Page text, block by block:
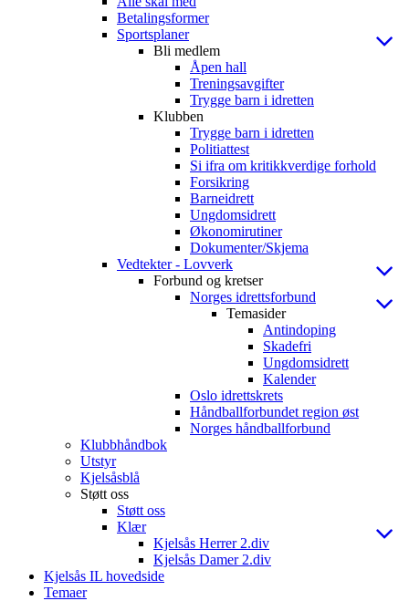
Betalingsformer
Sportsplaner
Bli medlem
Åpen hall
Treningsavgifter
Trygge barn i idretten
Klubben
Trygge barn i idretten
Politiattest
Si ifra om kritikkverdige forhold
Forsikring
Barneidrett
Ungdomsidrett
Økonomirutiner
Dokumenter/Skjema
Vedtekter - Lovverk
Forbund og kretser
Norges idrettsforbund
Temasider
Antindoping
Skadefri
Ungdomsidrett
Kalender
Oslo idrettskrets
Håndballforbundet region øst
Norges håndballforbund
Klubbhåndbok
Utstyr
Kjelsåsblå
Støtt oss
Støtt oss
Klær
Kjelsås Herrer 2.div
Kjelsås Damer 2.div
Kjelsås IL hovedside
Temaer